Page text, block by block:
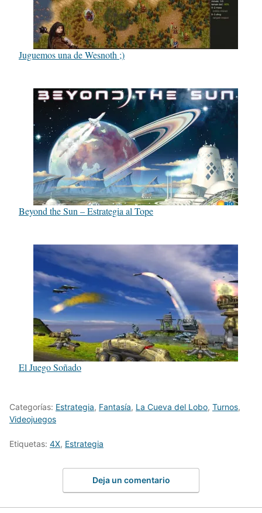
Juguemos una de Wesnoth ;)
Beyond the Sun – Estrategia al Tope
El Juego Soñado
Categorías: Estrategia, Fantasía, La Cueva del Lobo, Turnos,
Videojuegos
Etiquetas: 4X, Estrategia
Deja un comentario